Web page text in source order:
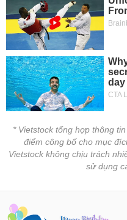
* Vietstock tổng hợp thông
điểm công bố cho mục
Vietstock không chịu trách
sử dụng